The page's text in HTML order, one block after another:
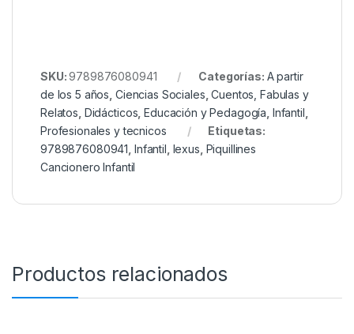
SKU:9789876080941 Categorías: A partir
de los 5 años Ciencias Sociales ,Cuentos, Fabulas y
Relatos Didácticos ,Educación y Pedagogía Infantil
Profesionales y tecnicos
Etiquetas:
9789876080941 Infantil lexus Piquillines
Cancionero Infantil
Productos relacionados